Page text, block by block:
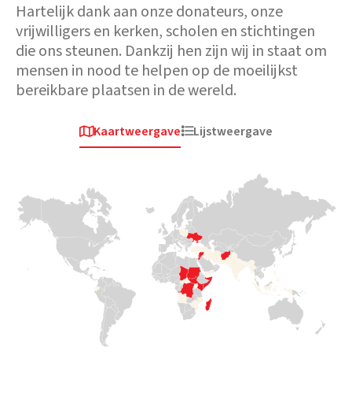
Hartelijk dank aan onze donateurs, onze
vrijwilligers en kerken, scholen en stichtingen
die ons steunen. Dankzij hen zijn wij in staat om
mensen in nood te helpen op de moeilijkst
bereikbare plaatsen in de wereld.
Deze massale
toestroom legt
een enorme druk
op de toch al
overbelaste
hulpbronnen.
Met beperkte
vluchtelingen is
essentiële WASH-
en voedingshulp
Europa en
Toen in 2022 het
geweld begon en
miljoenen gezinnen
moesten vluchten,
was Medair er
binnen enkele
dagen om hen te
helpen met
praktische en
broodnodige
In april 2023
gevechten uit
rond de
hoofdstad
Khartoem. Meer
dan 4 miljoen
mensen
ontvluchtten hun
huizen. Nu
bevindt Soedan
zich opnieuw in
een humanitaire
KaartweergaveLijstweergave